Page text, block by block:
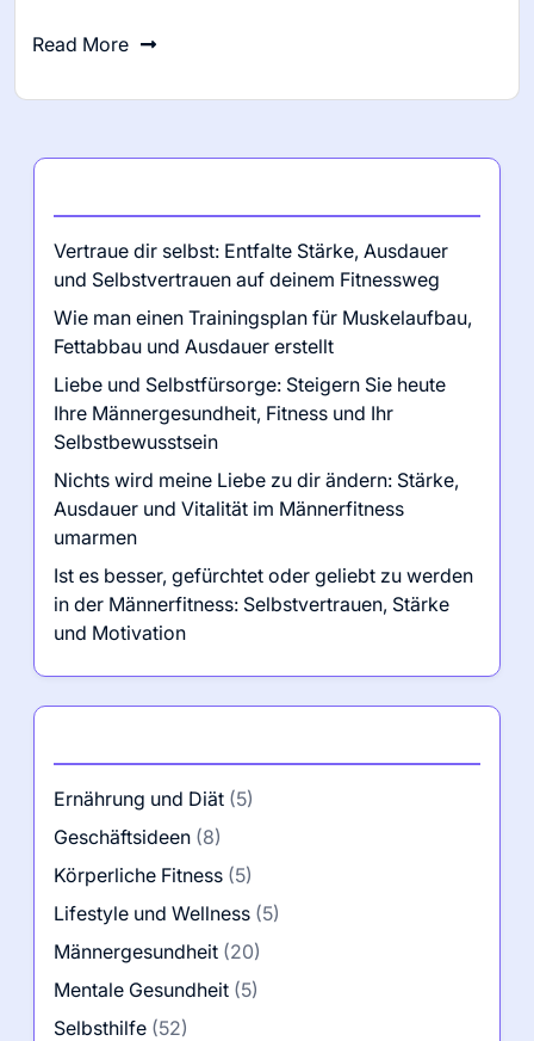
Read More
Vertraue dir selbst: Entfalte Stärke, Ausdauer
und Selbstvertrauen auf deinem Fitnessweg
Wie man einen Trainingsplan für Muskelaufbau,
Fettabbau und Ausdauer erstellt
Liebe und Selbstfürsorge: Steigern Sie heute
Ihre Männergesundheit, Fitness und Ihr
Selbstbewusstsein
Nichts wird meine Liebe zu dir ändern: Stärke,
Ausdauer und Vitalität im Männerfitness
umarmen
Ist es besser, gefürchtet oder geliebt zu werden
in der Männerfitness: Selbstvertrauen, Stärke
und Motivation
Ernährung und Diät (5)
Geschäftsideen (8)
Körperliche Fitness (5)
Lifestyle und Wellness (5)
Männergesundheit (20)
Mentale Gesundheit (5)
Selbsthilfe (52)